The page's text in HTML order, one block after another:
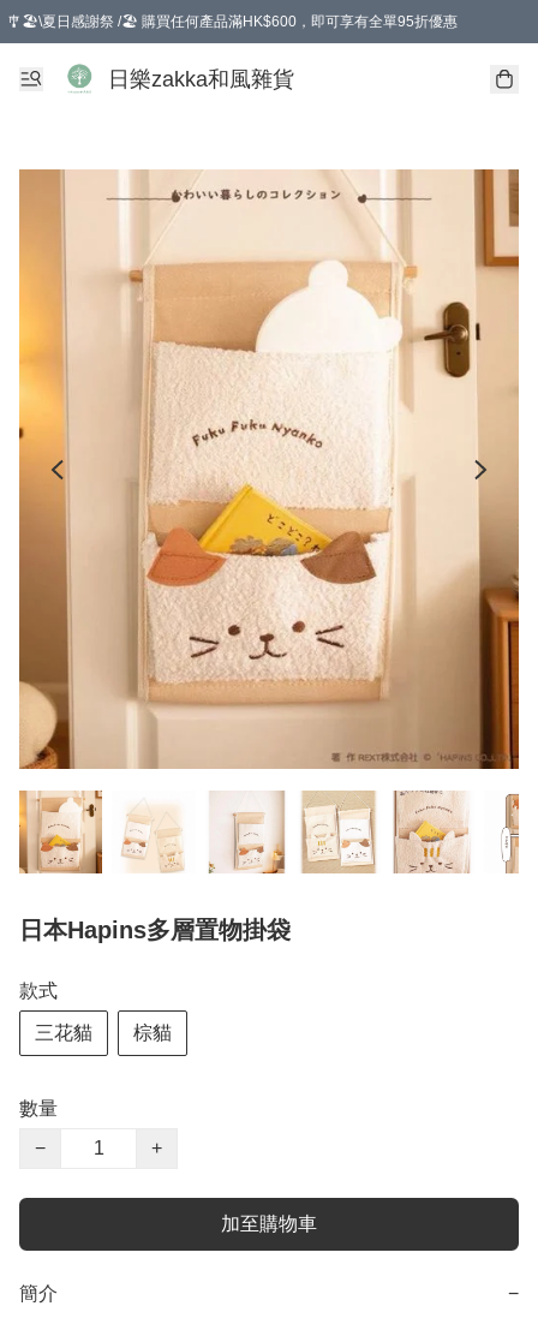
🎐🏖️\夏日感謝祭 /🏖️ 購買任何產品滿HK$600，即可享有全單95折優惠
選擇GoGoX住宅/工商地址配送，單一訂單消費購物滿HK$680(折扣後），可享有
日樂zakka和風雜貨
日本Hapins多層置物掛袋
款式
三花貓 棕貓
數量
−
+
加至購物車
簡介 −